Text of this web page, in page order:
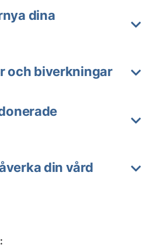
dina
och biverkningar
din vård
: